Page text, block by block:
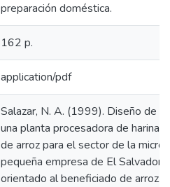
preparación doméstica.
162 p.
application/pdf
Salazar, N. A. (1999). Diseño de
una planta procesadora de harina
de arroz para el sector de la micro
pequeña empresa de El Salvador
orientado al beneficiado de arroz.